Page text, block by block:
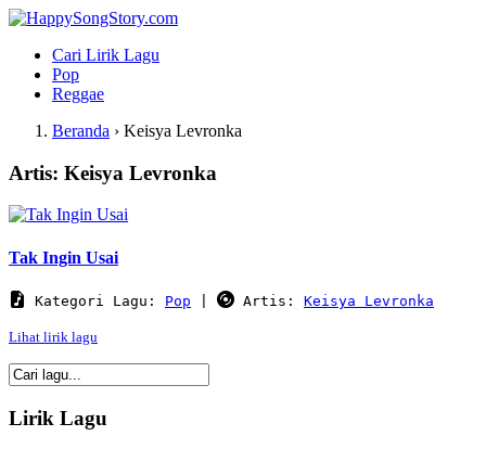
Cari Lirik Lagu
Pop
Reggae
Beranda › Keisya Levronka
Artis: Keisya Levronka
Tak Ingin Usai
Kategori Lagu: Pop Artis: Keisya Levronka
Lihat lirik lagu
Lirik Lagu